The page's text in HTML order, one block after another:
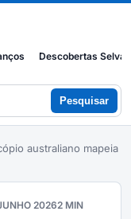
Descobertas
Pesquisar
australiano mapeia
20262 MIN